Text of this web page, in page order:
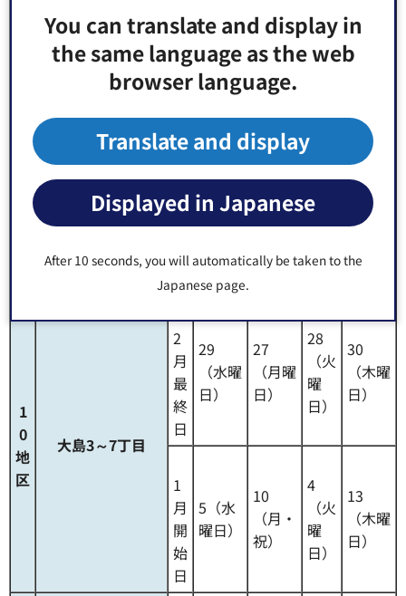
You can translate and display in
the same language as the web
browser language.
Translate and display
Displayed in Japanese
After 10 seconds, you will automatically be taken to the
Japanese page.
木場、東陽、深川
2丁目、冬木
1
2
月
最
終
日
28
（火曜
25
（土曜
日）
30
（木
日）
29
月
始
日
4（火
8（土
（木
日）
（水曜
1
0
地
区
大島3～7丁目
1
2
月
最
終
日
29
（水曜
日）
27
（月曜
日）
28
（火
曜
日）
30
（木曜
日）
1
月
開
始
日
5（水
曜日）
10
（月・
祝）
4
（火
曜
日）
13
（木曜
日）